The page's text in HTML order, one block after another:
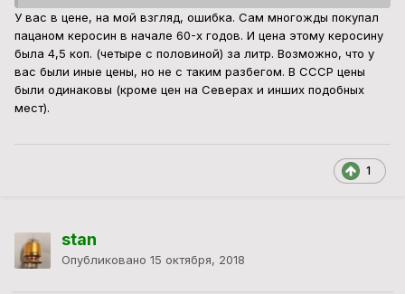
У вас в цене, на мой взгляд, ошибка. Сам многожды покупал
пацаном керосин в начале 60-х годов. И цена этому керосину
была 4,5 коп. (четыре с половиной) за литр. Возможно, что у
вас были иные цены, но не с таким разбегом. В СССР цены
были одинаковы (кроме цен на Северах и инших подобных
мест).
1
stan
Опубликовано 15 октября, 2018